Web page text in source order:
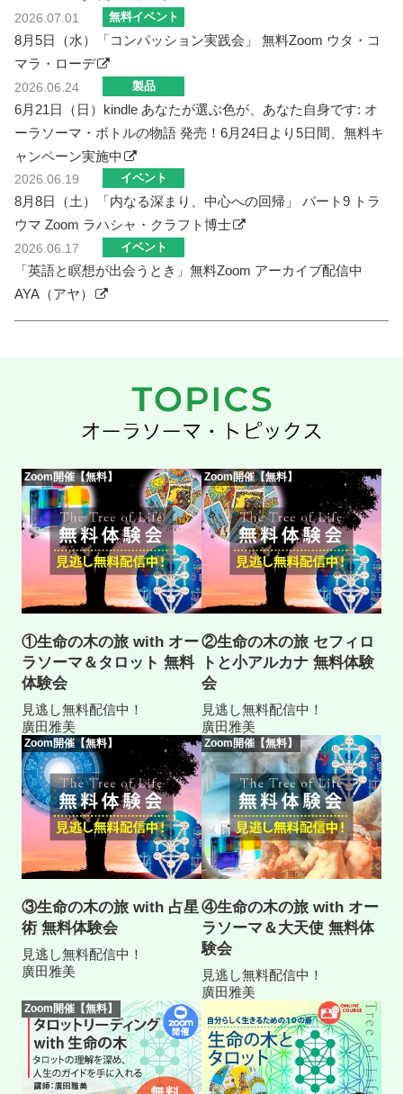
2026.07.01 無料イベント
8月5日（水）「コンパッション実践会」 無料Zoom ウタ・コ
マラ・ローデ
2026.06.24 製品
6月21日（日）kindle あなたが選ぶ色が、あなた自身です: オ
ーラソーマ・ボトルの物語 発売！6月24日より5日間、無料キ
ャンペーン実施中
2026.06.19 イベント
8月8日（土）「内なる深まり、中心への回帰」 パート9 トラ
ウマ Zoom ラハシャ・クラフト博士
2026.06.17 イベント
「英語と瞑想が出会うとき」無料Zoom アーカイブ配信中
AYA（アヤ）
Zoom開催【無料】
①生命の木の旅 with オー
ラソーマ＆タロット 無料
体験会
見逃し無料配信中！
廣田雅美
Zoom開催【無料】
②生命の木の旅 セフィロ
トと小アルカナ 無料体験
会
見逃し無料配信中！
廣田雅美
Zoom開催【無料】
③生命の木の旅 with 占星
術 無料体験会
見逃し無料配信中！
廣田雅美
Zoom開催【無料】
④生命の木の旅 with オー
ラソーマ＆大天使 無料体
験会
見逃し無料配信中！
廣田雅美
Zoom開催【無料】